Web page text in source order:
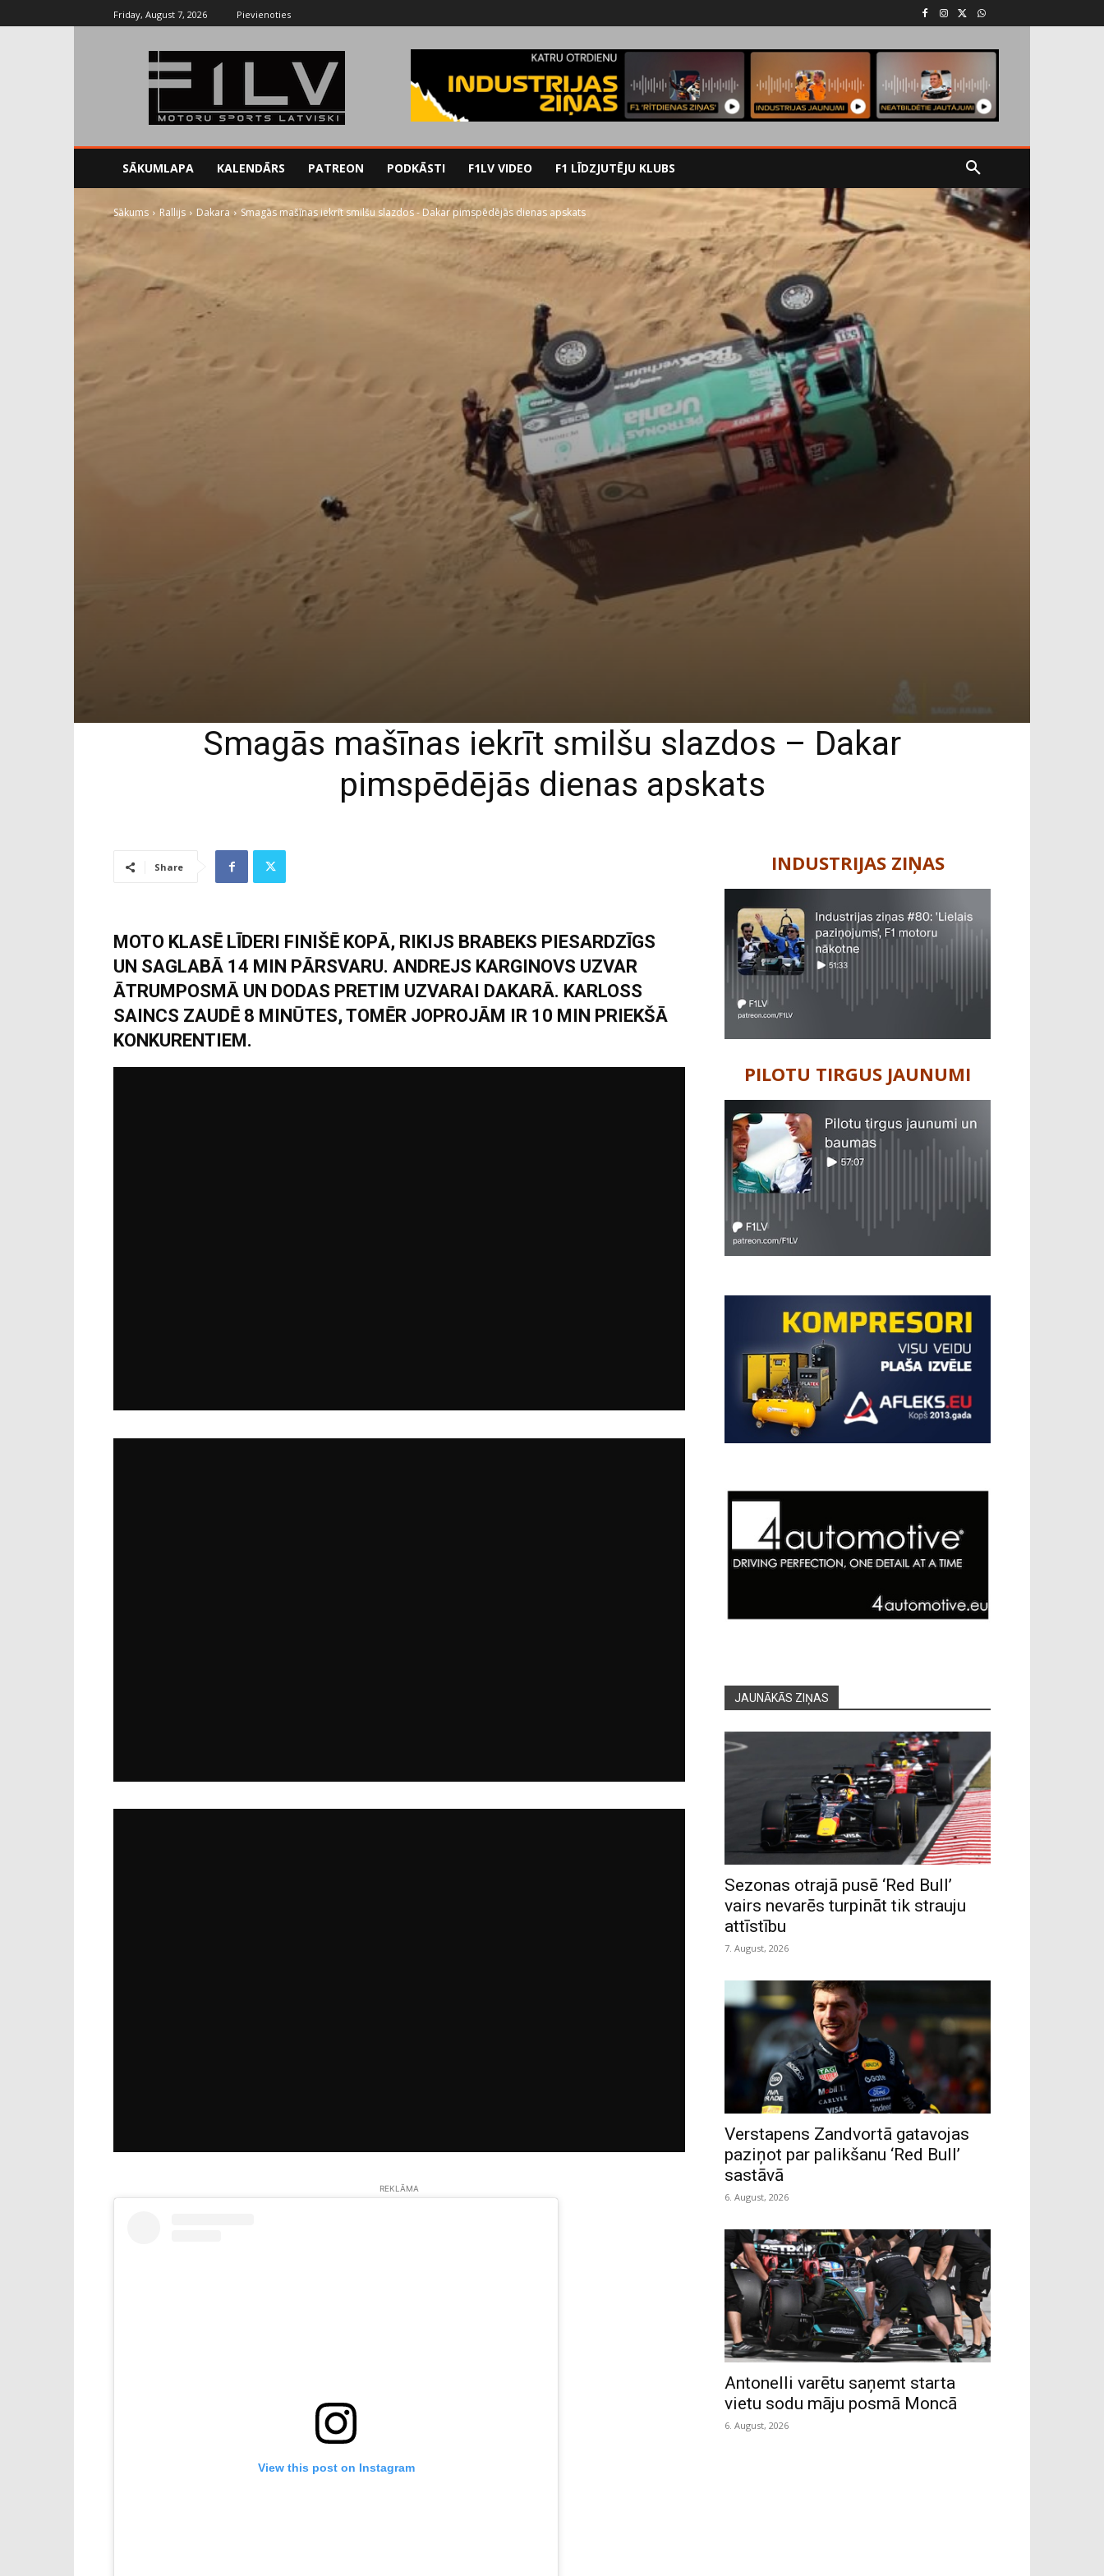
Friday, August 7, 2026 Pievienoties
SĀKUMLAPA KALENDĀRS PATREON PODKĀSTI F1LV VIDEO F1 LĪDZJUTĒJU KLUBS
Sākums Rallijs Dakara Smagās mašīnas iekrīt smilšu slazdos - Dakar pimspēdējās dienas apskats
Smagās mašīnas iekrīt smilšu slazdos – Dakar
pimspēdējās dienas apskats
Share
MOTO KLASĒ LĪDERI FINIŠĒ KOPĀ, RIKIJS BRABEKS PIESARDZĪGS
UN SAGLABĀ 14 MIN PĀRSVARU. ANDREJS KARGINOVS UZVAR
ĀTRUMPOSMĀ UN DODAS PRETIM UZVARAI DAKARĀ. KARLOSS
SAINCS ZAUDĒ 8 MINŪTES, TOMĒR JOPROJĀM IR 10 MIN PRIEKŠĀ
KONKURENTIEM.
REKLĀMA
View this post on Instagram
INDUSTRIJAS ZIŅAS
PILOTU TIRGUS JAUNUMI
JAUNĀKĀS ZIŅAS
Sezonas otrajā pusē ‘Red Bull’
vairs nevarēs turpināt tik strauju
attīstību
7. August, 2026
Verstapens Zandvortā gatavojas
paziņot par palikšanu ‘Red Bull’
sastāvā
6. August, 2026
Antonelli varētu saņemt starta
vietu sodu māju posmā Moncā
6. August, 2026